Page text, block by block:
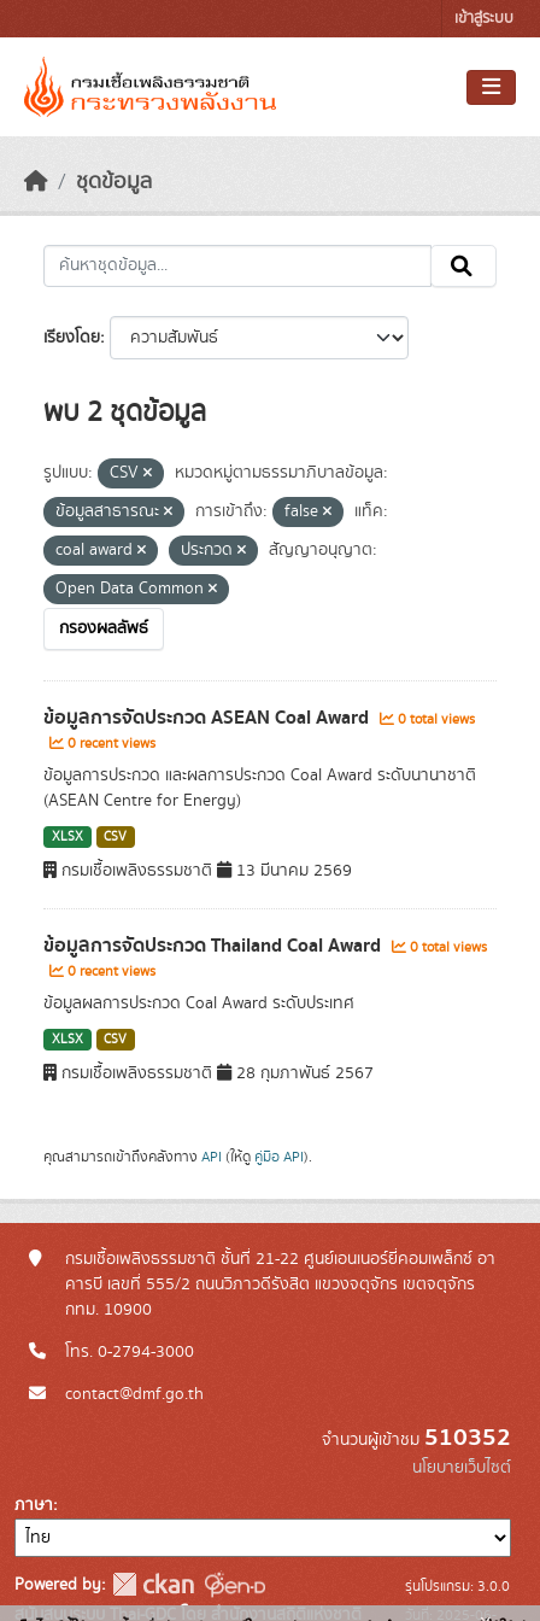
เข้าสู่ระบบ
ชุดข้อมูล
เรียงโดย
พบ 2 ชุดข้อมูล
รูปแบบ: CSV
หมวดหมู่ตามธรรมาภิบาลข้อมูล:
ข้อมูลสาธารณะ
การเข้าถึง: false
แท็ค:
coal award
ประกวด
สัญญาอนุญาต:
Open Data Common
กรองผลลัพธ์
ข้อมูลการจัดประกวด ASEAN Coal Award
0 total views
0 recent views
ข้อมูลการประกวด และผลการประกวด Coal Award ระดับนานาชาติ
(ASEAN Centre for Energy)
XLSX CSV
กรมเชื้อเพลิงธรรมชาติ 13 มีนาคม 2569
ข้อมูลการจัดประกวด Thailand Coal Award
0 total views
0 recent views
ข้อมูลผลการประกวด Coal Award ระดับประเทศ
XLSX CSV
กรมเชื้อเพลิงธรรมชาติ 28 กุมภาพันธ์ 2567
คุณสามารถเข้าถึงคลังทาง API (ให้ดู คู่มือ API).
กรมเชื้อเพลิงธรรมชาติ ชั้นที่ 21-22 ศูนย์เอนเนอร์ยี่คอมเพล็กซ์ อา
คารบี เลขที่ 555/2 ถนนวิภาวดีรังสิต แขวงจตุจักร เขตจตุจักร
กทม. 10900
โทร. 0-2794-3000
contact@dmf.go.th
จำนวนผู้เข้าชม 510352
นโยบายเว็บไซต์
ภาษา
Powered by:
สนับสนุนระบบ Thai-GDC โดย สำนักงานสถิติแห่งชาติ
รุ่นโปรแกรม: 3.0.0
วันที่: 2025-06-